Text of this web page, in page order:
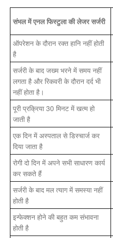
संभल में एनल फिस्टुला की लेजर सर्जरी
ऑपरेशन के दौरान रक्त हानि नहीं होती
है
सर्जरी के बाद जख्म भरने में समय नहीं
लगता है और रिकवरी के दौरान दर्द भी
नहीं होता है।
पूरी प्रक्रिया 30 मिनट में खत्म हो
जाती है
एक दिन में अस्पताल से डिस्चार्ज कर
दिया जाता है
रोगी दो दिन में अपने सभी साधारण कार्य
कर सकते हैं
सर्जरी के बाद मल त्याग में समस्या नहीं
होती है
इन्फेक्शन होने की बहुत कम संभावना
होती है